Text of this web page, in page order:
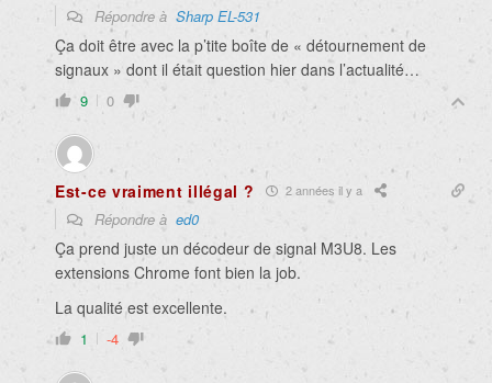
Répondre à Sharp EL-531
Ça doit être avec la p’tite boîte de « détournement de
signaux » dont il était question hier dans l’actualité…
9 0
Est-ce vraiment illégal ? 2 années il y a
Répondre à ed0
Ça prend juste un décodeur de signal M3U8. Les
extensions Chrome font bien la job.
La qualité est excellente.
1 -4